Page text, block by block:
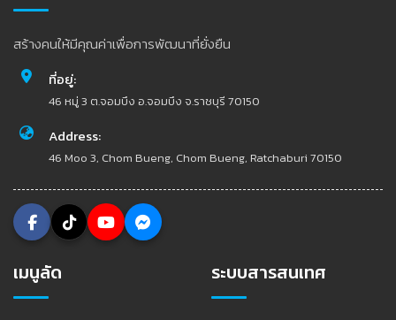
สร้างคนให้มีคุณค่าเพื่อการพัฒนาที่ยั่งยืน
ที่อยู่:
46 หมู่ 3 ต.จอมบึง อ.จอมบึง จ.ราชบุรี 70150
Address:
46 Moo 3, Chom Bueng, Chom Bueng, Ratchaburi 70150
เมนูลัด ระบบสารสนเทศ